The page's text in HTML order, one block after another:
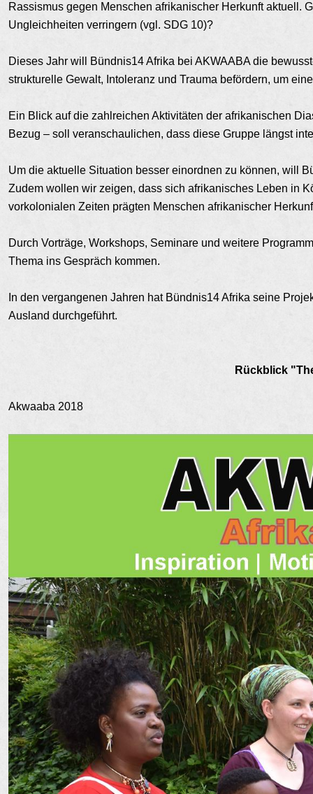
Rassismus gegen Menschen afrikanischer Herkunft aktuell.
Ungleichheiten verringern (vgl. SDG 10)?
Dieses Jahr will Bündnis14 Afrika bei AKWAABA die
strukturelle Gewalt, Intoleranz und Trauma befördern, um
Ein Blick auf die zahlreichen Aktivitäten der afrikanischen
Bezug – soll veranschaulichen, dass diese Gruppe längst
Um die aktuelle Situation besser einordnen zu können, will
Zudem wollen wir zeigen, dass sich afrikanisches Leben in
vorkolonialen Zeiten prägten Menschen afrikanischer
Durch Vorträge, Workshops, Seminare und weitere
Thema ins Gespräch kommen.
In den vergangenen Jahren hat Bündnis14 Afrika seine
Ausland durchgeführt.
Rückblick
Akwaaba 2018